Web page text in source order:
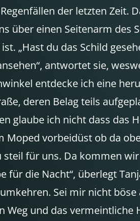
der letzten
über einen Seitenarm
„Hast du das Schild
antwortet sie,
entdecke ich eine
deren Belag teils
glaube ich nicht dass das
vorbeidüst ob da
steil für uns. Da kommen
für die Nacht“, überlegt
Sei mir nicht
Weg und das